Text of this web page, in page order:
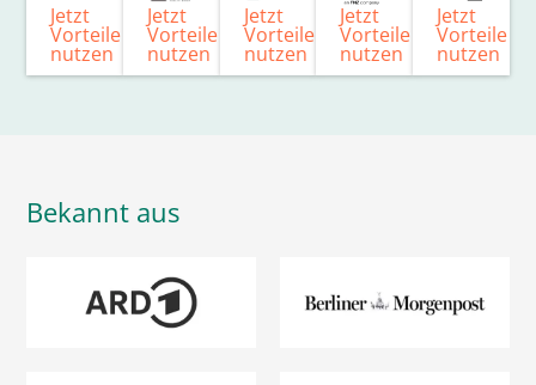
Jetzt
Vorteile
nutzen
Jetzt
Vorteile
nutzen
Jetzt
Vorteile
nutzen
Jetzt
Vorteile
nutzen
Jetzt
Vorteile
nutzen
Bekannt aus